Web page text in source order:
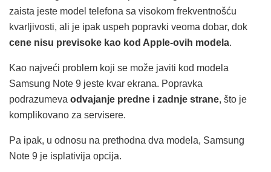
zaista jeste model telefona sa visokom frekventnošću
kvarljivosti, ali je ipak uspeh popravki veoma dobar, dok
cene nisu previsoke kao kod Apple-ovih modela.
Kao najveći problem koji se može javiti kod modela
Samsung Note 9 jeste kvar ekrana. Popravka
podrazumeva odvajanje predne i zadnje strane, što je
komplikovano za servisere.
Pa ipak, u odnosu na prethodna dva modela, Samsung
Note 9 je isplativija opcija.